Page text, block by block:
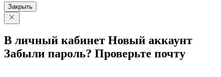
Закрыть
В личный кабинет Новый аккаунт
Забыли пароль? Проверьте почту